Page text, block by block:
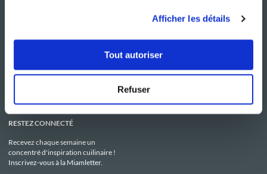
Afficher les détails
Tout autoriser
Refuser
Le Mag'
Boutique
C.G.U
Politique de confidentialité
Utilisation des Cookies
RESTEZ CONNECTÉ
Recevez chaque semaine un
concentré d'inspiration cuilinaire !
Inscrivez-vous à la Miamletter.